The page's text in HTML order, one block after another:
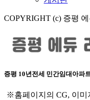
COPYRIGHT (c) 증평
증평 10년전세 민간임대아파
※홈페이지의 CG, 이미